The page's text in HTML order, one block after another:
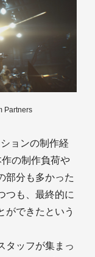
Partners
ョンの制作経
の制作負荷や
部分も多かった
つも、最終的に
ができたという
タッフが集まっ